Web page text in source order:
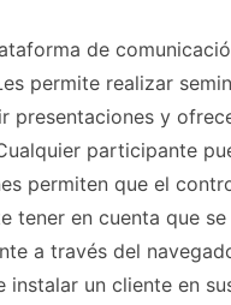
de
permite realizar
presentaciones y
participante
permiten que el
tener en cuenta que
a través del
instalar un cliente en